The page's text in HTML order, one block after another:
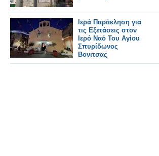
Ιερά Παράκληση για
τις Εξετάσεις στον
Ιερό Ναό Του Αγίου
Σπυρίδωνος
Βονιτσας